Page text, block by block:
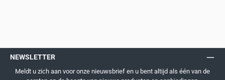
NEWSLETTER
Meldt u zich aan voor onze nieuwsbrief en u bent altijd als één van de